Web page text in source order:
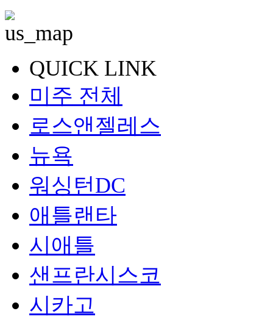
QUICK LINK
미주 전체
로스앤젤레스
뉴욕
워싱턴DC
애틀랜타
시애틀
샌프란시스코
시카고